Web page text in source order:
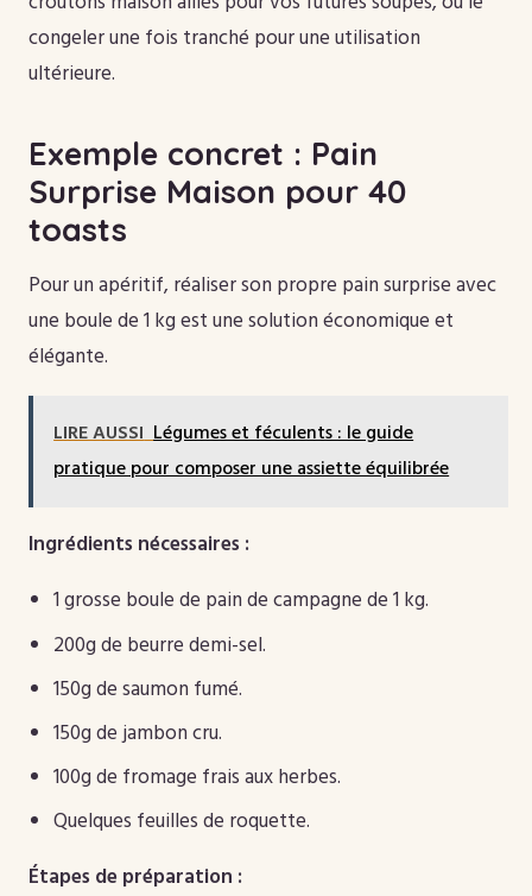
congeler une fois tranché pour une utilisation
ultérieure.
Exemple concret : Pain
Surprise Maison pour 40
toasts
Pour un apéritif, réaliser son propre pain surprise avec
une boule de 1 kg est une solution économique et
élégante.
LIRE AUSSI Légumes et féculents : le guide
pratique pour composer une assiette équilibrée
Ingrédients nécessaires :
1 grosse boule de pain de campagne de 1 kg.
200g de beurre demi-sel.
150g de saumon fumé.
150g de jambon cru.
100g de fromage frais aux herbes.
Quelques feuilles de roquette.
Étapes de préparation :